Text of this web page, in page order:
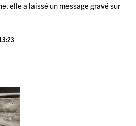
elle a laissé un message gravé sur